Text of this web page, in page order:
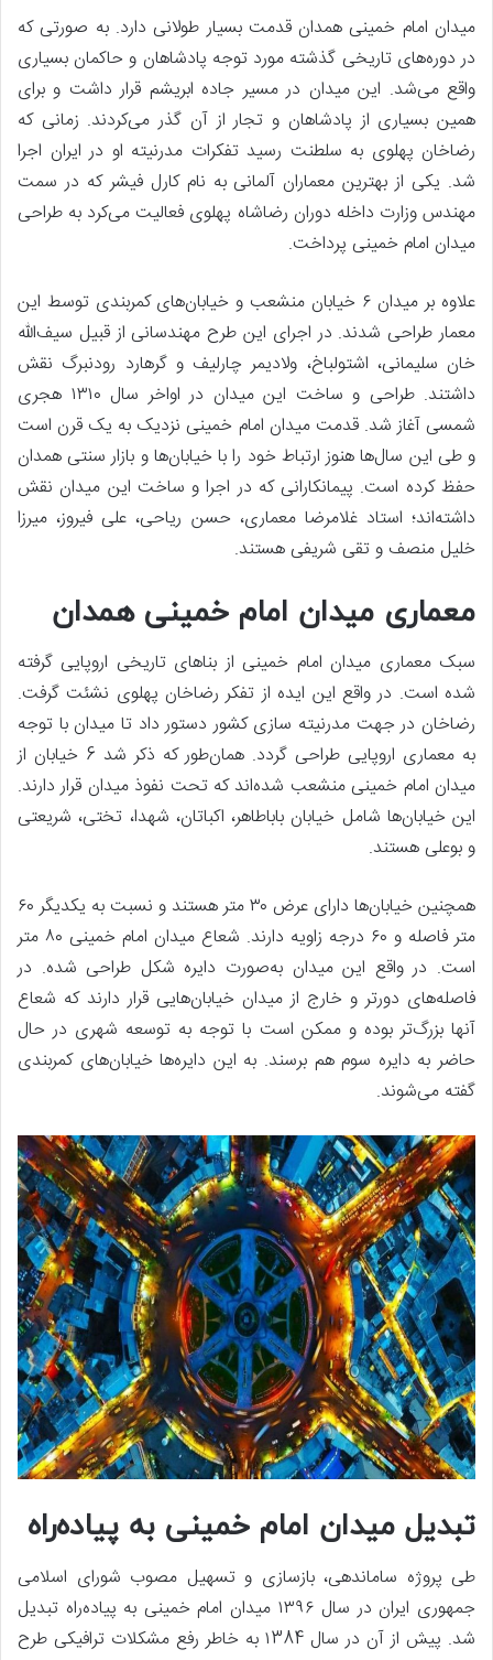
میدان امام خمینی همدان قدمت بسیار طولانی دارد. به صورتی که
در دوره‌های تاریخی گذشته مورد توجه پادشاهان و حاکمان بسیاری
واقع می‌شد. این میدان در مسیر جاده ابریشم قرار داشت و برای
همین بسیاری از پادشاهان و تجار از آن گذر می‌کردند. زمانی که
رضاخان پهلوی به سلطنت رسید تفکرات مدرنیته او در ایران اجرا
شد. یکی از بهترین معماران آلمانی به نام کارل فیشر که در سمت
مهندس وزارت داخله دوران رضاشاه پهلوی فعالیت می‌کرد به طراحی
میدان امام خمینی پرداخت.
علاوه بر میدان ۶ خیابان منشعب و خیابان‌های کمربندی توسط این
معمار طراحی شدند. در اجرای این طرح مهندسانی از قبیل سیف‌الله
خان سلیمانی، اشتولباخ، ولادیمر چارلیف و گرهارد رودنبرگ نقش
داشتند. طراحی و ساخت این میدان در اواخر سال ۱۳۱۰ هجری
شمسی آغاز شد. قدمت میدان امام خمینی نزدیک به یک قرن است
و طی این سال‌ها هنوز ارتباط خود را با خیابان‌ها و بازار سنتی همدان
حفظ کرده است. پیمانکارانی که در اجرا و ساخت این میدان نقش
داشته‌اند؛ استاد غلامرضا معماری، حسن ریاحی، علی فیروز، میرزا
خلیل منصف و تقی شریفی هستند.
معماری میدان امام خمینی همدان
سبک معماری میدان امام خمینی از بناهای تاریخی اروپایی گرفته
شده است. در واقع این ایده از تفکر رضاخان پهلوی نشئت گرفت.
رضاخان در جهت مدرنیته سازی کشور دستور داد تا میدان با توجه
به معماری اروپایی طراحی گردد. همان‌طور که ذکر شد 6 خیابان از
میدان امام خمینی منشعب شده‌اند که تحت نفوذ میدان قرار دارند.
این خیابان‌ها شامل خیابان باباطاهر، اکباتان، شهدا، تختی، شریعتی
و بوعلی هستند.
همچنین خیابان‌ها دارای عرض ۳۰ متر هستند و نسبت به یکدیگر ۶۰
متر فاصله و ۶۰ درجه زاویه دارند. شعاع میدان امام خمینی ۸۰ متر
است. در واقع این میدان به‌صورت دایره شکل طراحی شده. در
فاصله‌های دورتر و خارج از میدان خیابان‌هایی قرار دارند که شعاع
آنها بزرگ‌تر بوده و ممکن است با توجه به توسعه شهری در حال
حاضر به دایره سوم هم برسند. به این دایره‌ها خیابان‌های کمربندی
گفته می‌شوند.
تبدیل میدان امام خمینی به پیاده‌راه
طی پروژه ساماندهی، بازسازی و تسهیل مصوب شورای اسلامی
جمهوری ایران در سال ۱۳۹۶ میدان امام خمینی به پیاده‌راه تبدیل
شد. پیش از آن در سال ۱384 به خاطر رفع مشکلات ترافیکی طرح